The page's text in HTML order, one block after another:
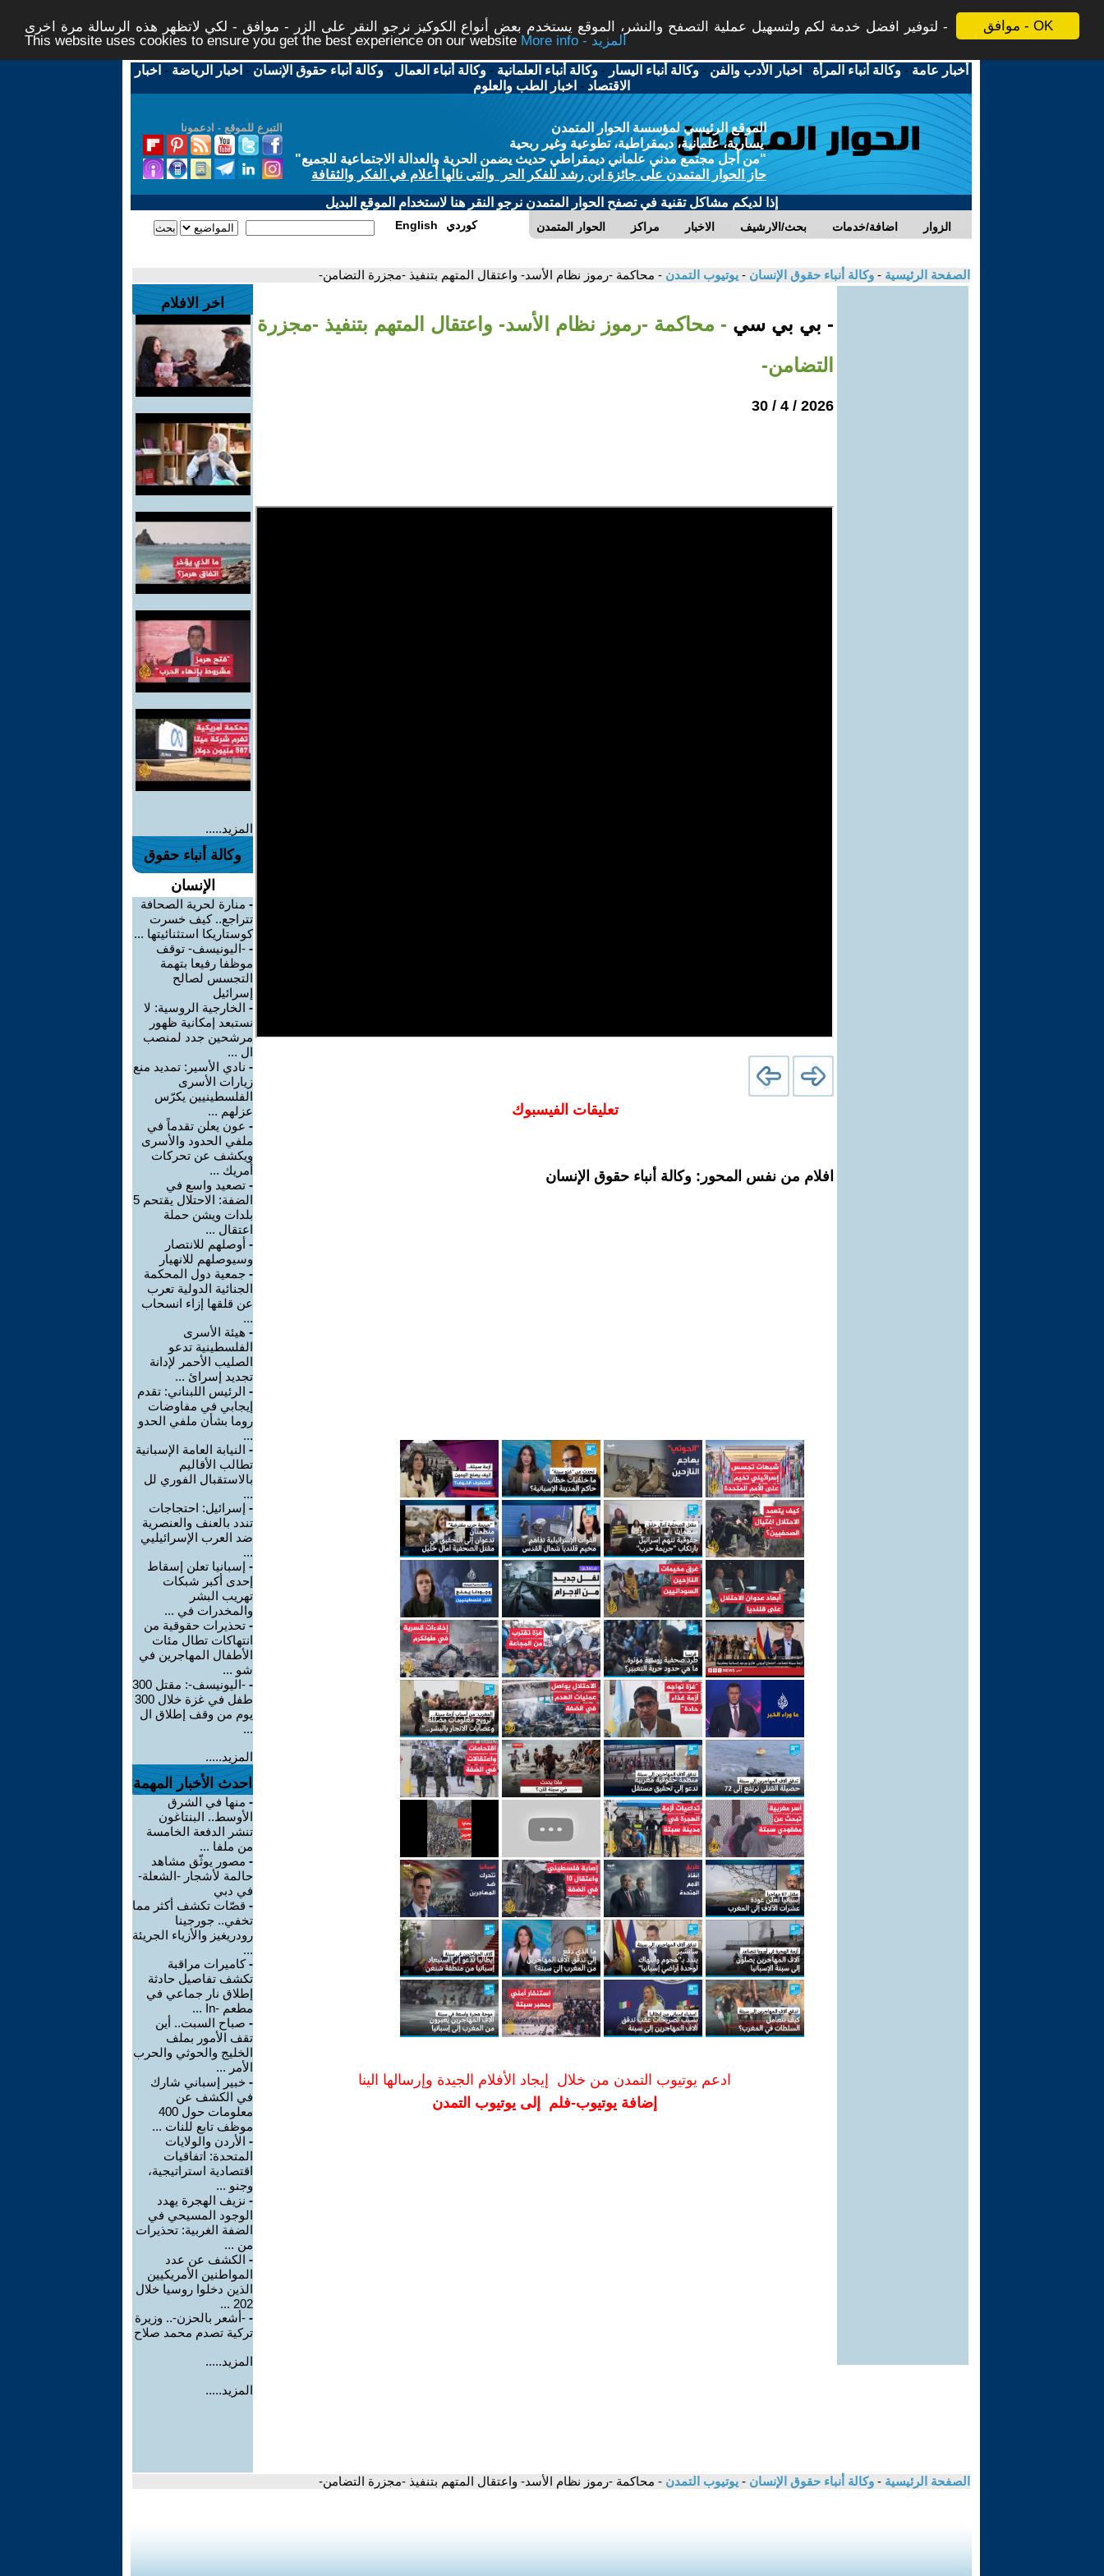
موافق - OK
لتوفير افضل خدمة لكم ولتسهيل عملية التصفح والنشر، الموقع يستخدم بعض أنواع الكوكيز نرجو النقر على الزر - موافق - لكي لاتظهر هذه الرسالة مرة اخرى -
This website uses cookies to ensure you get the best experience on our website
More info - المزيد
أخبار عامة -وكالة أنباء المرأة - اخبار الأدب والفن -وكالة أنباء اليسار -وكالة أنباء العلمانية -وكالة أنباء العمال -وكالة أنباء حقوق الإنسان - اخبار الرياضة - اخبار
الاقتصاد - اخبار الطب والعلوم
التبرع للموقع - ادعمونا
الموقع الرئيسي لمؤسسة الحوار المتمدن
يسارية، علمانية، ديمقراطية، تطوعية وغير ربحية
"من أجل مجتمع مدني علماني ديمقراطي حديث يضمن الحرية والعدالة الاجتماعية للجميع"
حاز الحوار المتمدن على جائزة ابن رشد للفكر الحر والتى نالها أعلام في الفكر والثقافة
إذا لديكم مشاكل تقنية في تصفح الحوار المتمدن نرجو النقر هنا لاستخدام الموقع البديل
الحوار المتمدن مراكز الاخبار بحث/الارشيف اضافة/خدمات الزوار English كوردي
الصفحة الرئيسية - وكالة أنباء حقوق الإنسان - يوتيوب التمدن - محاكمة -رموز نظام الأسد- واعتقال المتهم بتنفيذ -مجزرة التضامن-
- بي بي سي - محاكمة -رموز نظام الأسد- واعتقال المتهم بتنفيذ -مجزرة
التضامن-
2026 / 4 / 30
تعليقات الفيسبوك
افلام من نفس المحور: وكالة أنباء حقوق الإنسان
ادعم يوتيوب التمدن من خلال إيجاد الأفلام الجيدة وإرسالها الينا
إضافة يوتيوب-فلم إلى يوتيوب التمدن
اخر الافلام
المزيد.....
وكالة أنباء حقوق
الإنسان
- منارة لحرية الصحافة
تتراجع.. كيف خسرت
كوستاريكا استثنائيتها ...
- -اليونيسف- توقف
موظفا رفيعا بتهمة
التجسس لصالح
إسرائيل
- الخارجية الروسية: لا
نستبعد إمكانية ظهور
مرشحين جدد لمنصب
ال ...
- نادي الأسير: تمديد منع
زيارات الأسرى
الفلسطينيين يكرّس
عزلهم ...
- عون يعلن تقدماً في
ملفي الحدود والأسرى
ويكشف عن تحركات
أمريك ...
- تصعيد واسع في
الضفة: الاحتلال يقتحم 5
بلدات ويشن حملة
اعتقال ...
- أوصلهم للانتصار
وسيوصلهم للانهيار
- جمعية دول المحكمة
الجنائية الدولية تعرب
عن قلقها إزاء انسحاب
...
- هيئة الأسرى
الفلسطينية تدعو
الصليب الأحمر لإدانة
تجديد إسرائ ...
- الرئيس اللبناني: تقدم
إيجابي في مفاوضات
روما بشأن ملفي الحدو
...
- النيابة العامة الإسبانية
تطالب الأقاليم
بالاستقبال الفوري لل
...
- إسرائيل: احتجاجات
تندد بالعنف والعنصرية
ضد العرب الإسرائيليي
...
- إسبانيا تعلن إسقاط
إحدى أكبر شبكات
تهريب البشر
والمخدرات في ...
- تحذيرات حقوقية من
انتهاكات تطال مئات
الأطفال المهاجرين في
شو ...
-
-اليونيسف-: مقتل 300
طفل في غزة خلال 300
يوم من وقف إطلاق ال
...
المزيد.....
احدث الأخبار المهمة
- منها في الشرق
الأوسط.. البنتاغون
تنشر الدفعة الخامسة
من ملفا ...
- مصور يوثّق مشاهد
حالمة لأشجار -الشعلة-
في دبي
- قصّات تكشف أكثر مما
تخفي.. جورجينا
رودريغيز والأزياء الجريئة
...
-كاميرات مراقبة
تكشف تفاصيل حادثة
إطلاق نار جماعي في
مطعم -In ...
- صباح السبت.. أين
تقف الأمور بملف
الخليج والحوثي والحرب
الأمر ...
- خبير إسباني شارك
في الكشف عن
معلومات حول 400
موظف تابع للنات ...
- الأردن والولايات
المتحدة: اتفاقيات
اقتصادية استراتيجية،
وجنو ...
- نزيف الهجرة يهدد
الوجود المسيحي في
الضفة الغربية: تحذيرات
من ...
- الكشف عن عدد
المواطنين الأمريكيين
الذين دخلوا روسيا خلال
202 ...
- -أشعر بالحزن-.. وزيرة
تركية تصدم محمد صلاح
المزيد.....
المزيد.....
الصفحة الرئيسية - وكالة أنباء حقوق الإنسان - يوتيوب التمدن - محاكمة -رموز نظام الأسد- واعتقال المتهم بتنفيذ -مجزرة التضامن-